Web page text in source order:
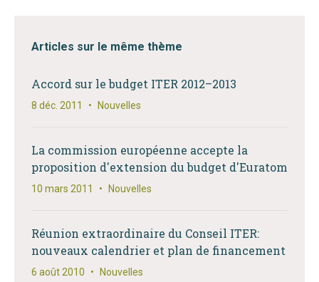
Articles sur le même thème
Accord sur le budget ITER 2012–2013
8 déc. 2011 • Nouvelles
La commission européenne accepte la
proposition d'extension du budget d'Euratom
10 mars 2011 • Nouvelles
Réunion extraordinaire du Conseil ITER:
nouveaux calendrier et plan de financement
6 août 2010 • Nouvelles